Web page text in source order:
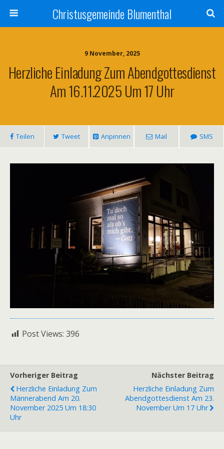
Christusgemeinde Blumenthal
9 November, 2025
Herzliche Einladung Zum Abendgottesdienst
Am 16.11.2025 Um 17 Uhr
Teilen Tweet Anpinnen Mail SMS
Post Views: 396
Vorheriger Beitrag
Herzliche Einladung Zum
Männerabend Am 20.
November 2025 Um 18:30
Uhr
Nächster Beitrag
Herzliche Einladung Zum
Abendgottesdienst Am 23.
November Um 17 Uhr